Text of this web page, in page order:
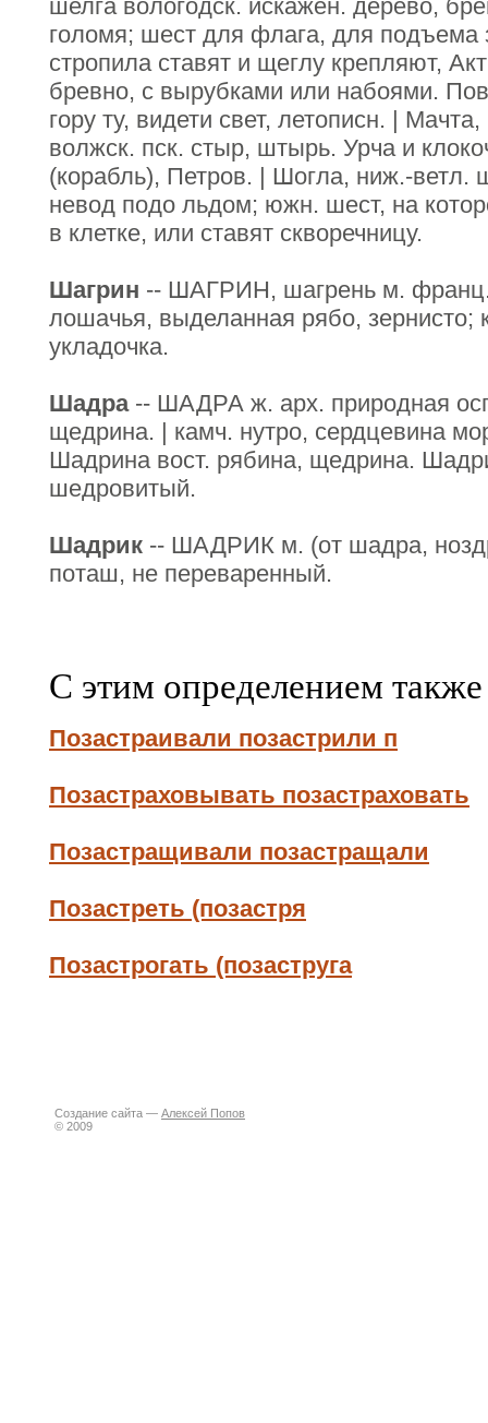
шелга вологодск. искажен. дерево,
голомя; шест для флага, для подъема
стропила ставят и щеглу крепляют,
бревно, с вырубками или набоями.
гору ту, видети свет, летописн. |
волжск. пск. стыр, штырь. Урча и
(корабль), Петров. | Шогла, ниж.-ветл.
невод подо льдом; южн. шест, на
в клетке, или ставят скворечницу.
Шагрин -- ШАГРИН, шагрень м. франц.
лошачья, выделанная рябо, зернисто;
укладочка.
Шадра-- ШАДРА ж. арх. природная
щедрина. | камч. нутро, сердцевина
Шадрина вост. рябина, щедрина.
шедровитый.
Шадрик -- ШАДРИК м. (от шадра,
поташ, не переваренный.
С этим определением
Позастраивали позастрили п
Позастраховывать позастраховать
Позастращивали позастращали
Позастреть (позастря
Позастрогать (позаструга
Создание сайта — Алексей Попов
© 2009